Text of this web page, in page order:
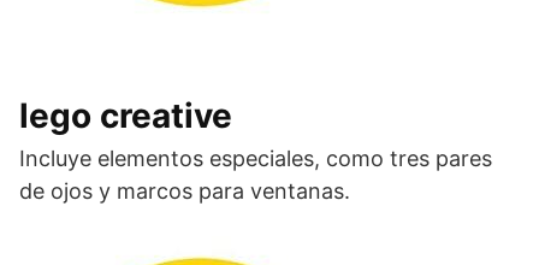
lego creative
Incluye elementos especiales, como tres pares
de ojos y marcos para ventanas.